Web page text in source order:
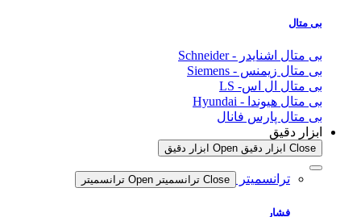
بی متال
بی متال اشنایدر - Schneider
بی متال زیمنس - Siemens
بی متال ال اس- LS
بی متال هیوندا - Hyundai
بی متال پارس فانال
ابزار دقیق
Close ابزار دقیق Open ابزار دقیق
ترانسمیتر Close ترانسمیتر Open ترانسمیتر
فشار